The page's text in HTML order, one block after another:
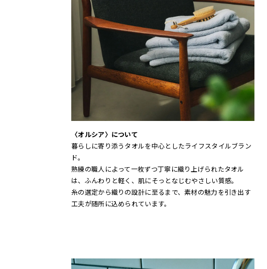
〈オルシア〉について
暮らしに寄り添うタオルを中心としたライフスタイルブラン
ド。
熟練の職人によって一枚ずつ丁寧に織り上げられたタオル
は、ふんわりと軽く、肌にそっとなじむやさしい質感。
糸の選定から織りの設計に至るまで、素材の魅力を引き出す
工夫が随所に込められています。